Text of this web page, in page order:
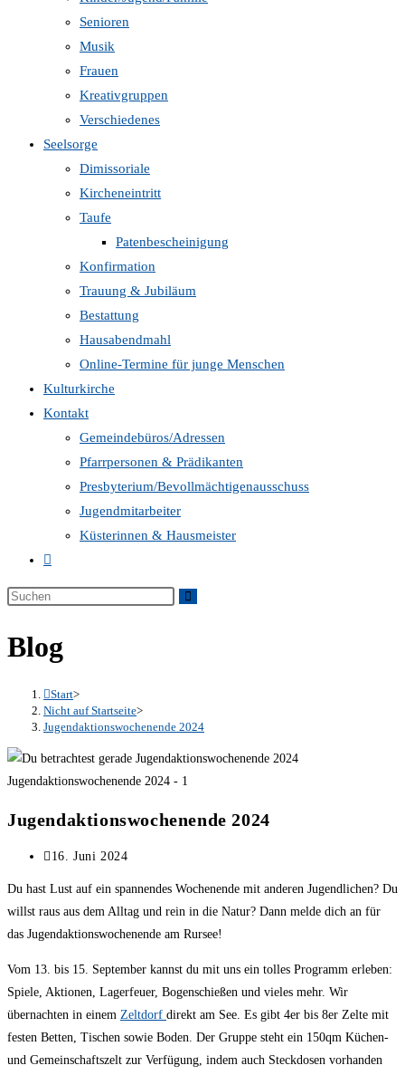
Senioren
Musik
Frauen
Kreativgruppen
Verschiedenes
Seelsorge
Dimissoriale
Kircheneintritt
Taufe
Patenbescheinigung
Konfirmation
Trauung & Jubiläum
Bestattung
Hausabendmahl
Online-Termine für junge Menschen
Kulturkirche
Kontakt
Gemeindebüros/Adressen
Pfarrpersonen & Prädikanten
Presbyterium/Bevollmächtigenausschuss
Jugendmitarbeiter
Küsterinnen & Hausmeister
Website-
umschalten
Blog
Start>
Nicht auf Startseite>
Jugendaktionswochenende 2024
Jugendaktionswochenende 2024 - 1
Jugendaktionswochenende 2024
Beitrag
16. Juni 2024
Du hast Lust auf ein spannendes Wochenende mit anderen Jugendlichen? Du
willst raus aus dem Alltag und rein in die Natur? Dann melde dich an für
das Jugendaktionswochenende am Rursee!
Vom 13. bis 15. September kannst du mit uns ein tolles Programm erleben:
Spiele, Aktionen, Lagerfeuer, Bogenschießen und vieles mehr. Wir
übernachten in einem Zeltdorf direkt am See. Es gibt 4er bis 8er Zelte mit
festen Betten, Tischen sowie Boden. Der Gruppe steht ein 150qm Küchen-
und Gemeinschaftszelt zur Verfügung, indem auch Steckdosen vorhanden